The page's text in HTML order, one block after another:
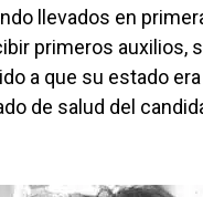
llevados en
primeros auxilios,
a que su estado
de salud del